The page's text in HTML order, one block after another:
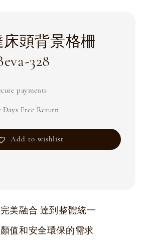
床頭背景格柵
328
payments
Free Return
Add to wishlist
美融合 達到整體統一
值和安全環保的需求